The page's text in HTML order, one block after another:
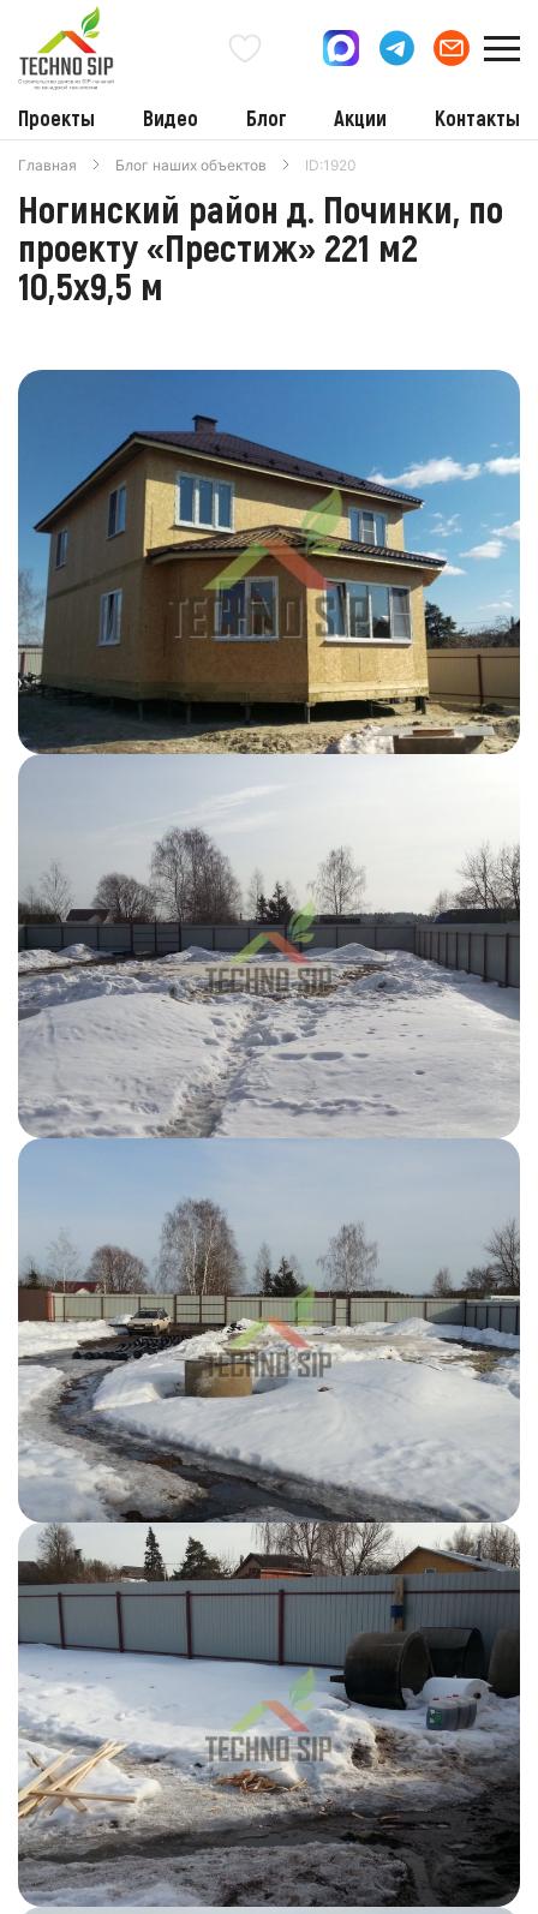
Проекты Видео Блог Акции Контакты
Главная Блог наших объектов ID:1920
Ногинский район д. Починки, по
проекту «Престиж» 221 м2
10,5х9,5 м